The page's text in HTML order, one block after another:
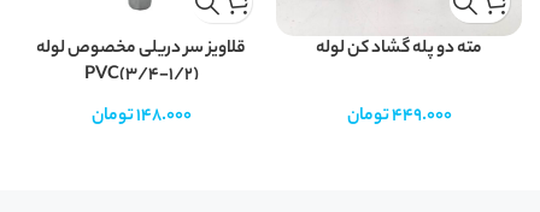
مته دو پله گشاد کن لوله
449.000تومان
قلاویز سر دریلی مخصوص لوله
PVC(3/4-1/2)
148.000تومان